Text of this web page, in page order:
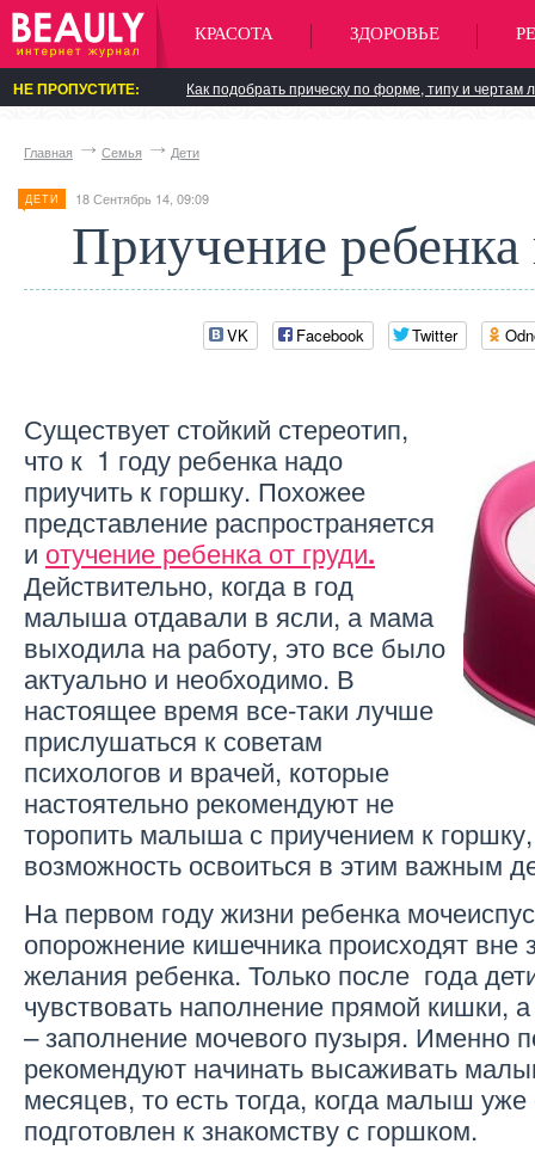
КРАСОТА ЗДОРОВЬЕ
НЕ ПРОПУСТИТЕ: Как подобрать прическу по форме, типу и чертам
Главная Семья Дети
ДЕТИ 18 Сентябрь 14, 09:09
Приучение
VK Facebook Twitter
Существует стойкий стереотип,
что к 1 году ребенка надо
приучить к горшку. Похожее
представление распространяется
и отучение ребенка от груди.
Действительно, когда в год
малыша отдавали в ясли, а мама
выходила на работу, это все было
актуально и необходимо. В
настоящее время все-таки лучше
прислушаться к советам
психологов и врачей, которые
настоятельно рекомендуют не
торопить малыша с приучением к
возможность освоиться в этим важным
На первом году жизни ребенка
опорожнение кишечника происходят вне
желания ребенка. Только после года
чувствовать наполнение прямой кишки,
– заполнение мочевого пузыря. Именно
рекомендуют начинать высаживать
месяцев, то есть тогда, когда малыш
подготовлен к знакомству с горшком.